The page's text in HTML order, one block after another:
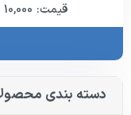
قیمت: 10,000 هزار تومان — 100,000 هزار تومان
دسته بندی